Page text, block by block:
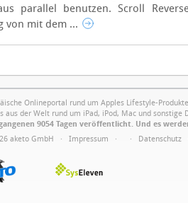
parallel benutzen.Scroll
von mit dem ...
Onlineportal rund um Apples Lifestyle-
der Welt rund um iPad, iPod, Mac und sonstige
9054 Tagen veröffentlicht. Und es
aketo GmbH · Impressum · · Datenschutz